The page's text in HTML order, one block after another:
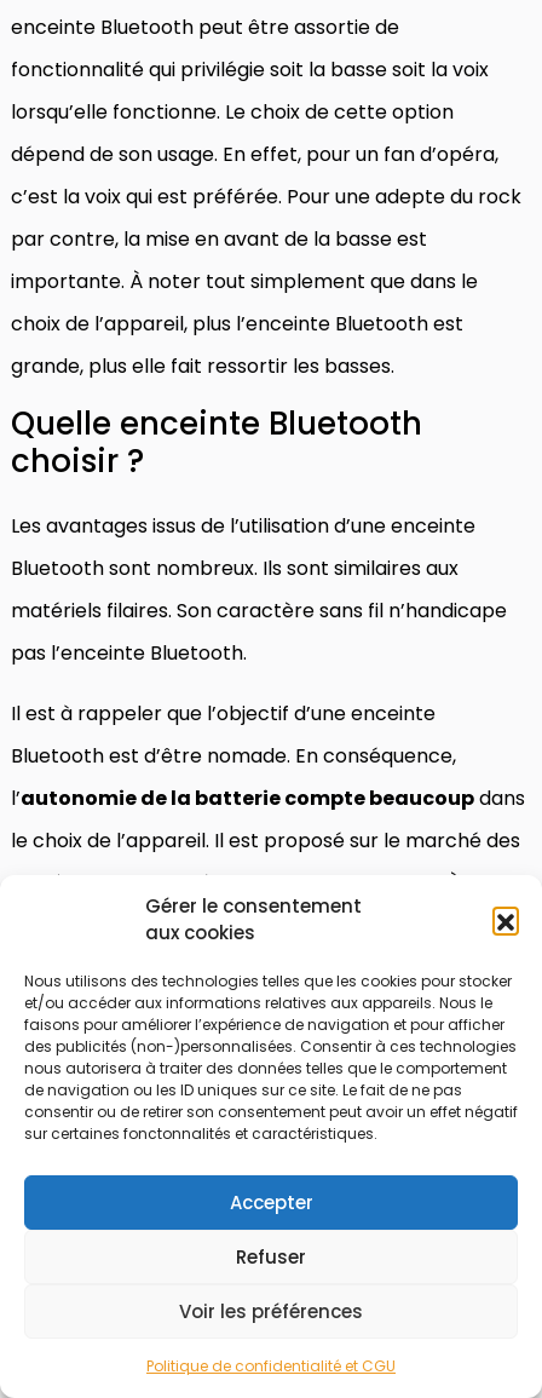
Gérer le consentement
aux cookies
Nous utilisons des technologies telles que les cookies pour stocker
et/ou accéder aux informations relatives aux appareils. Nous le
faisons pour améliorer l’expérience de navigation et pour afficher
des publicités (non-)personnalisées. Consentir à ces technologies
nous autorisera à traiter des données telles que le comportement
de navigation ou les ID uniques sur ce site. Le fait de ne pas
consentir ou de retirer son consentement peut avoir un effet négatif
sur certaines fonctonnalités et caractéristiques.
Accepter
Refuser
Voir les préférences
Politique de confidentialité et CGU
enceinte Bluetooth peut être assortie de
fonctionnalité qui privilégie soit la basse soit la voix
lorsqu’elle fonctionne. Le choix de cette option
dépend de son usage. En effet, pour un fan d’opéra,
c’est la voix qui est préférée. Pour une adepte du rock
par contre, la mise en avant de la basse est
importante. À noter tout simplement que dans le
choix de l’appareil, plus l’enceinte Bluetooth est
grande, plus elle fait ressortir les basses.
Quelle enceinte Bluetooth
choisir ?
Les avantages issus de l’utilisation d’une enceinte
Bluetooth sont nombreux. Ils sont similaires aux
matériels filaires. Son caractère sans fil n’handicape
pas l’enceinte Bluetooth.
Il est à rappeler que l’objectif d’une enceinte
Bluetooth est d’être nomade. En conséquence,
l’autonomie de la batterie compte beaucoupdans
le choix de l’appareil. Il est proposé sur le marché des
modèles allant de 2 à 24 heures d’autonomie. À noter
cependant que la durée de la batterie d’une enceinte
batterie et du volume utilisée lors de l’écoute.
Comme mentionné précédemment, une enceinte
Bluetooth ne fonctionne que si elle est appareillée
avec d’autres appareils. Dans le choix de l’enceinte, il
convient aussi de choisir un modèle compatible avec
tous les dispositifs (smartphone, tablette, ordinateur).
le marché proposent uneportée moyenne de 10 à 15
mètres qui peut s’étendre à 30 mètres
Rechercher Marchands Catégories